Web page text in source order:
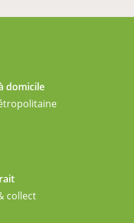
domicile
collect